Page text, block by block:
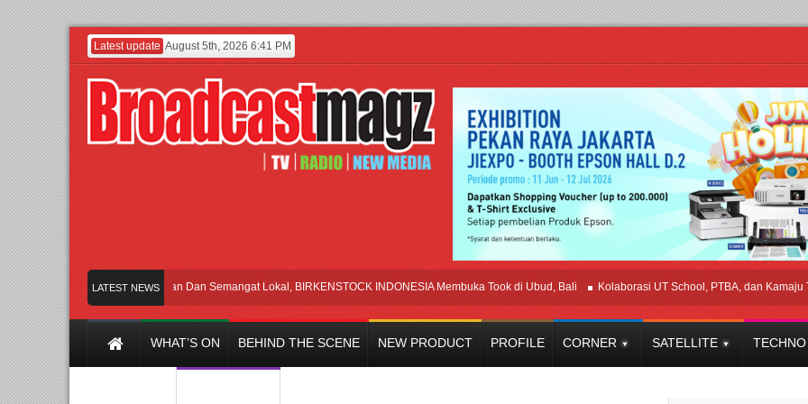
Latest update August 5th, 2026 6:41 PM
LATEST NEWS
Rayakan Perpaduan Warisan Dan Semangat Lokal, BIRKENSTOCK INDONESIA Membuka Took di Ubud, Bali Kolaborasi UT School, PTBA, dan Kamaju
WHAT’S ON BEHIND THE SCENE NEW PRODUCT PROFILE CORNER SATELLITE TECHNO